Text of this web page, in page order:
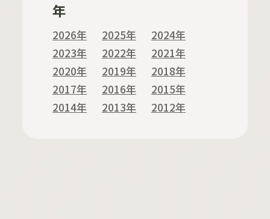
年
2026年 2025年
2024年
2023年
2022年
2021年
2020年
2019年
2018年
2017年
2016年
2015年
2014年
2013年 2012年